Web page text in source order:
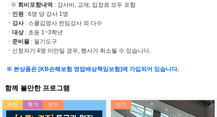
※ 회비포함내역 : 강사비, 교재, 입장료 모두 포함
ㆍ 인원 : 6명 당 강사 1명
ㆍ 강사: 스쿨김영사 전임강사 외 다수
ㆍ대상: 초등 1~3학년
ㆍ 준비물 : 필기도구
ㆍ신청자가 4명 미만일 경우, 행사가 취소될 수 있습니다.
※ 본상품은 [KB손해보험 영업배상책임보험]에 가입되어 있습니다.
함께 볼만한 프로그램
추천 특가 인기 인기